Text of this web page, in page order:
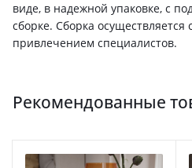
виде, в надежной упаковке, с
сборке. Сборка осуществляется
привлечением специалистов.
Рекомендованные